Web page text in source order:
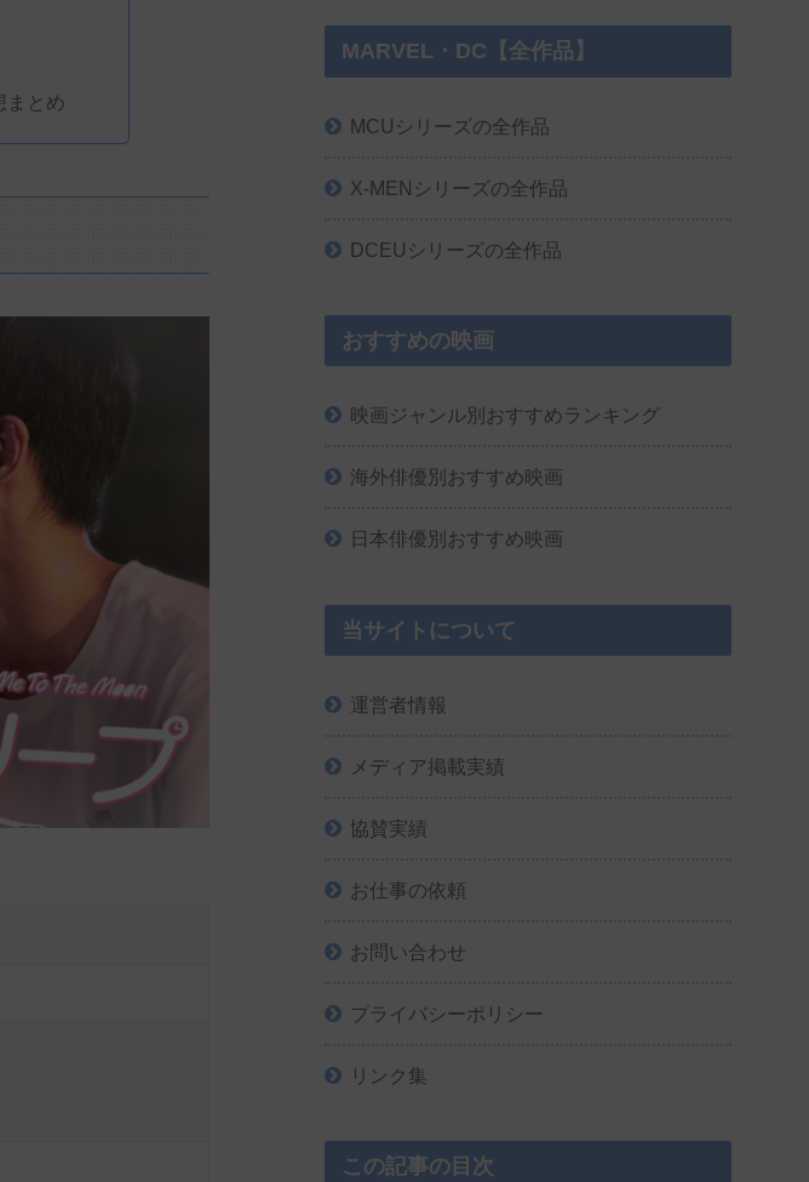
まとめ
MARVEL・DC【全作品】
MCUシリーズの全作品
X-MENシリーズの全作品
DCEUシリーズの全作品
おすすめの映画
映画ジャンル別おすすめランキング
海外俳優別おすすめ映画
日本俳優別おすすめ映画
当サイトについて
運営者情報
メディア掲載実績
協賛実績
お仕事の依頼
お問い合わせ
プライバシーポリシー
リンク集
この記事の目次